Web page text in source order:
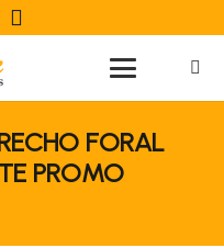
FORAL
PROMO